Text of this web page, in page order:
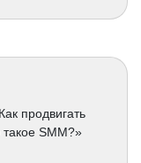
продвигать
SMM?»